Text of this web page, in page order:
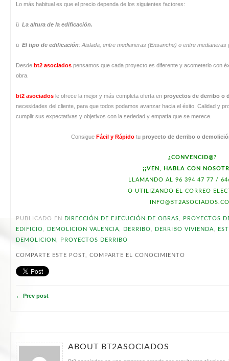
Lo más habitual es que el precio dependa de los siguientes factores:
ü La altura de la edificación.
ü El tipo de edificación: Aislada, entre medianeras (Ensanche) o entre medianeras
Desde bt2 asociados pensamos que cada proyecto es diferente y acometerlo con
obra.
bt2 asociados le ofrece la mejor y más completa oferta en proyectos de derribo o
necesidades del cliente, para que todos podamos avanzar hacia el éxito. Calidad y
cumplir sus expectativas y objetivos con la seriedad y empatía que se merece.
Consigue Fácil y Rápidotuproyecto de derribo o
¿CONVENCID@?
¡¡VEN, HABLA CON
LLAMANDO AL 96 394 47 77 /
O UTILIZANDO EL CORREO
PUBLICADO EN DIRECCIÓN DE EJECUCIÓN DE OBRAS
PROYECTOS
EDIFICIO
DEMOLICION VALENCIA DERRIBO DERRIBO VIVIENDA
DEMOLICION
PROYECTOS DERRIBO
COMPARTE ESTE POST, COMPARTE EL CONOCIMIENTO
← Prev post
ABOUT BT2ASOCIADOS